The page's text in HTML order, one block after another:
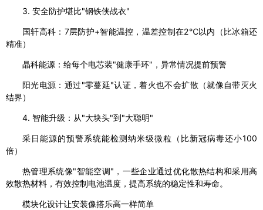
3. 安全防护堪比"钢铁侠战衣"
国轩高科：7层防护+智能温控，温差控制在2℃以内（比冰箱还
精准）
晶科能源：给每个电芯装"健康手环"，异常情况提前预警
阳光电源：通过"零蔓延"认证，着火也不会扩散（就像自带灭火
结界）
4. 智能升级：从"大块头"到"大聪明"
采日能源的预警系统能检测纳米级微粒（比新冠病毒还小100
倍）
热管理系统像"智能空调"，一些企业通过优化散热结构和采用高
效散热材料，有效控制电池温度，提高系统的稳定性和寿命。
模块化设计让安装像搭乐高一样简单